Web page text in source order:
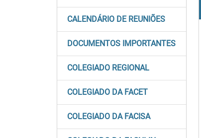
CALENDÁRIO DE REUNIÕES
DOCUMENTOS IMPORTANTES
COLEGIADO REGIONAL
COLEGIADO DA FACET
COLEGIADO DA FACISA